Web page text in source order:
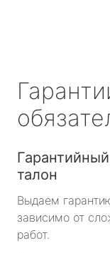
Гарантийный
талон
Выдаем
зависимо от
работ.